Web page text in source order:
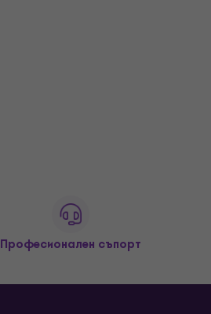
Професионален съпорт